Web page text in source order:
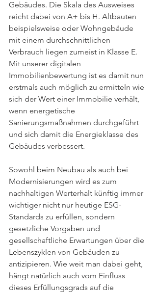
Gebäudes. Die Skala des Ausweises
reicht dabei von A+ bis H. Altbauten
beispielsweise oder Wohngebäude
mit einem durchschnittlichen
Verbrauch liegen zumeist in Klasse E.
Mit unserer digitalen
Immobilienbewertung ist es damit nun
erstmals auch möglich zu ermitteln wie
sich der Wert einer Immobilie verhält,
wenn energetische
Sanierungsmaßnahmen durchgeführt
und sich damit die Energieklasse des
Gebäudes verbessert.
Sowohl beim Neubau als auch bei
Modernisierungen wird es zum
nachhaltigen Werterhalt künftig immer
wichtiger nicht nur heutige ESG-
Standards zu erfüllen, sondern
gesetzliche Vorgaben und
gesellschaftliche Erwartungen über die
Lebenszyklen von Gebäuden zu
antizipieren. Wie weit man dabei geht,
hängt natürlich auch vom Einfluss
dieses Erfüllungsgrads auf die